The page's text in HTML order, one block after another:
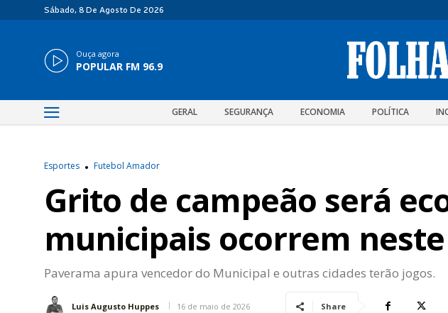
Sábado, 8 De Agosto De 2026
Ouça agora
POPULAR FM 96.9
GERAL SEGURANÇA ECONOMIA POLÍTICA
Esportes Futebol Amador
Grito de campeão será
municipais ocorrem
Paverama apura vencedor do Municipal e outras cidades terão jogos.
Luis Augusto Huppes 16 de maio de 2026 Share